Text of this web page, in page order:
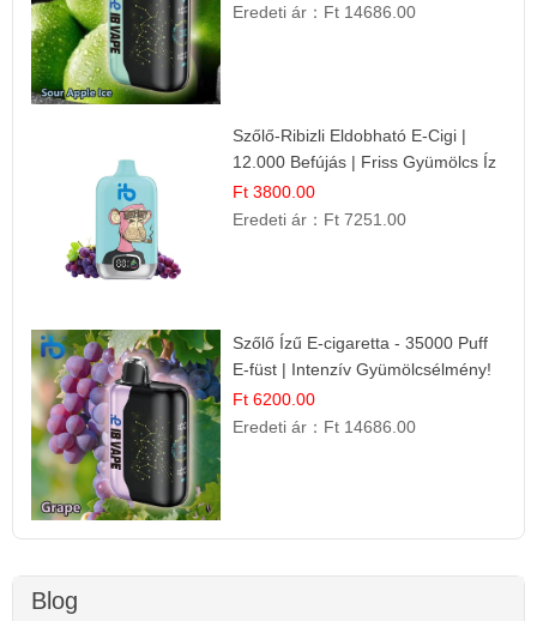
Eredeti ár： Ft 14686.00
Szőlő-Ribizli Eldobható E-Cigi |
12.000 Befújás | Friss Gyümölcs Íz
Ft 3800.00
Eredeti ár： Ft 7251.00
Szőlő Ízű E-cigaretta - 35000 Puff
E-füst | Intenzív Gyümölcsélmény!
Ft 6200.00
Eredeti ár： Ft 14686.00
Blog